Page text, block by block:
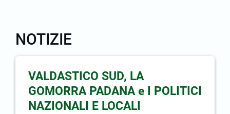
NOTIZIE
VALDASTICO SUD, LA
GOMORRA PADANA e I POLITICI
NAZIONALI E LOCALI